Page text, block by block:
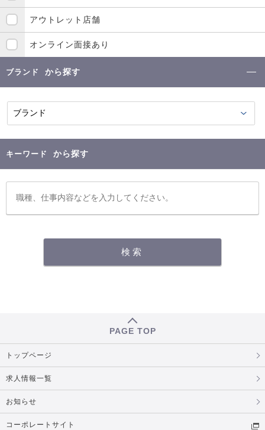
アウトレット店舗
オンライン面接あり
ブランド から探す
キーワード から探す
PAGE TOP
トップページ
求人情報一覧
お知らせ
コーポレートサイト